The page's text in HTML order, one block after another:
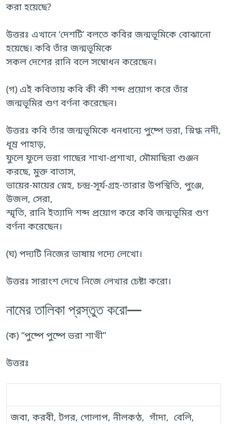
করা হয়েছে?
উত্তরঃ এখানে ‘দেশটি’ বলতে কবির জন্মভূমিকে বোঝানো
হয়েছে। কবি তাঁর জন্মভূমিকে
সকল দেশের রানি বলে সম্বোধন করেছেন।
(গ) এই কবিতায় কবি কী কী শব্দ প্রয়োগ করে তাঁর
জন্মভূমির গুণ বর্ণনা করেছেন।
উত্তরঃ কবি তাঁর জন্মভূমিকে ধনধান্যে পুষ্পে ভরা, স্নিগ্ধ নদী,
ধূম্র পাহাড়,
ফুলে ফুলে ভরা গাছের শাখা-প্রশাখা, মৌমাছিরা গুঞ্জন
করছে, মুক্ত বাতাস,
ভায়ের-মায়ের স্নেহ, চন্দ্র-সূর্য-গ্রহ-তারার উপস্থিতি, পুঞ্জে,
উজল, সেরা,
স্মৃতি, রানি ইত্যাদি শব্দ প্রয়োগ করে কবি জন্মভূমির গুণ
বর্ণনা করেছেন।
(ঘ) পদ্যটি নিজের ভাষায় গদ্যে লেখো।
উত্তরঃ সারাংশ দেখে নিজে লেখার চেষ্টা করো।
নামের তালিকা প্রস্তুত করো—
(ক) “পুষ্পে পুষ্পে ভরা শাখী”
উত্তরঃ
জবা, করবী, টগর, গোলাপ, নীলকণ্ঠ, গাঁদা, বেলি,